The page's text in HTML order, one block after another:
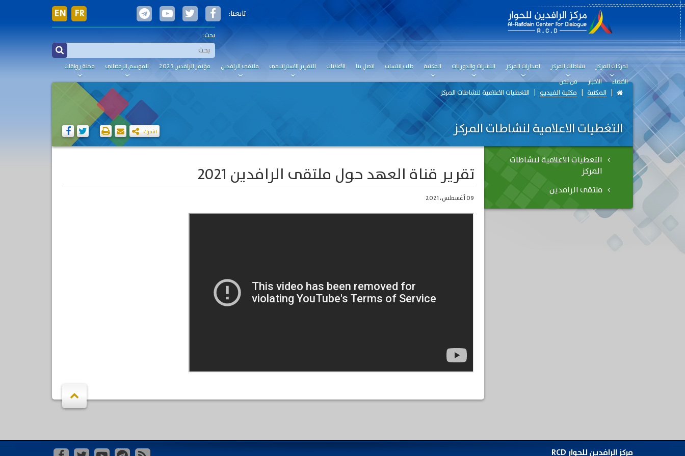
تحركات المركز نشاطات المركز اصدارات المركز النشرات والدوريات المكتبة طلب انتساب اتصل بنا الأعلانات التقرير الاستراتيجي ملتقى الرافدين مؤتمر الرافدين 2023 الموسم الرمضاني
مجلة رواقات
الاعضاء
الاخبار من نحن
EN FR تابعنا:
بحث:
المكتبة مكتبة الفيديو التغطيات الاعلامية لنشاطات المركز
التغطيات الاعلامية لنشاطات المركز اشترك
تقرير قناة العهد حول ملتقى الرافدين 2021
09 أغسطس، 2021
التغطيات الاعلامية لنشاطات
المركز
ملتقى الرافدين
مركز الرافدين للحوار RCD